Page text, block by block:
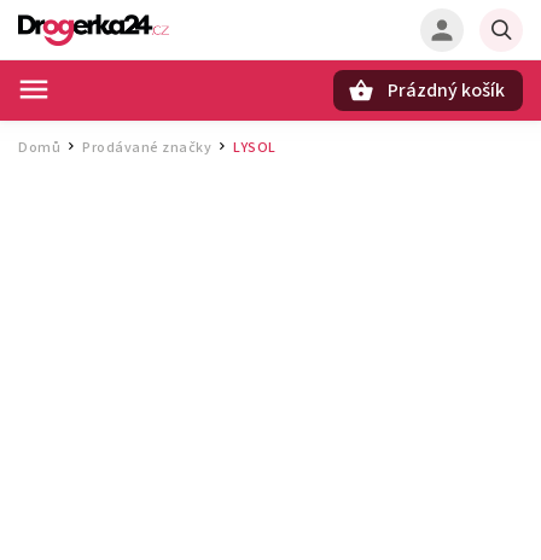
Prázdný košík
Domů / Prodávané značky / LYSOL